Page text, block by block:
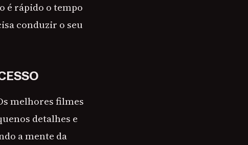
é rápido o tempo
conduzir o seu
melhores filmes
detalhes e
a mente da